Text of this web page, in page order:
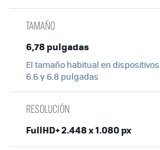
TAMAÑO
6,78 pulgadas
El tamaño habitual en
6.6 y 6.8 pulgadas
RESOLUCIÓN
FullHD+ 2.448 x 1.080 px